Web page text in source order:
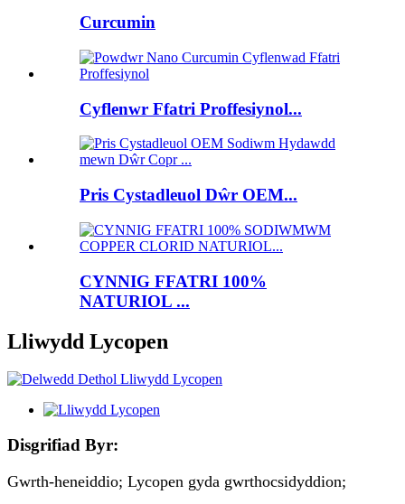
Curcumin
Cyflenwr Ffatri Proffesiynol...
Pris Cystadleuol Dŵr OEM...
CYNNIG FFATRI 100%
NATURIOL ...
Lliwydd Lycopen
Disgrifiad Byr:
Gwrth-heneiddio; Lycopen gyda gwrthocsidyddion;